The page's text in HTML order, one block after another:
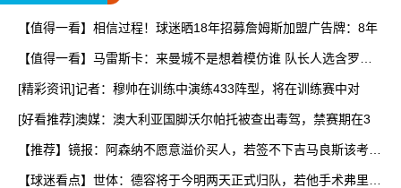
【值得一看】相信过程！球迷晒18年招募詹姆斯加盟广告牌：8年
【值得一看】马雷斯卡：来曼城不是想着模仿谁 队长人选含罗德
[精彩资讯]记者：穆帅在训练中演练433阵型，将在训练赛中对
[好看推荐]澳媒：澳大利亚国脚沃尔帕托被查出毒驾，禁赛期在3
【推荐】镜报：阿森纳不愿意溢价买人，若签不下吉马良斯该考虑
【球迷看点】世体：德容将于今明两天正式归队，若他手术弗里克